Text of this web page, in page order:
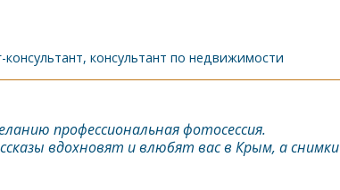
консультант по недвижимости
профессиональная фотосессия.
вдохновят и влюбят вас в Крым, а снимки